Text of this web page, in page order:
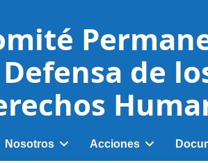
de
Nosotros Acciones